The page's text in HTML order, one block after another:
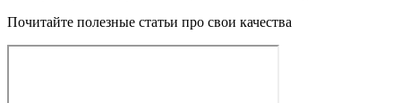
Почитайте полезные статьи про свои качества